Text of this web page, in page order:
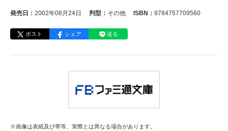
発売日： 2002年08月24日 判型： その他 ISBN： 9784757709560
ポスト シェア 送る
※画像は表紙及び帯等、実際とは異なる場合があります。